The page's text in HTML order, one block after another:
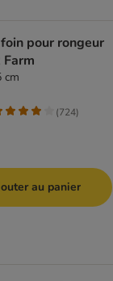
pour rongeur
Farm
cm
(724)
au panier